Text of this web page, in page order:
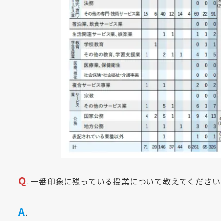
Q. 一番印象に残っている授業について教えてくださ
A.